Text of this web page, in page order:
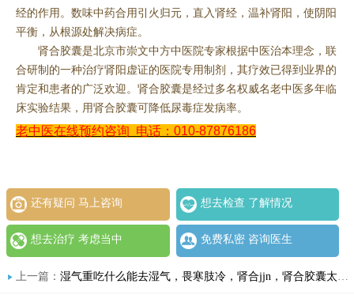
经的作用。数味中药合用引火归元，直入肾经，温补肾阳，使阴阳
平衡，从根源处解决病症。
肾合胶囊是北京市崇文中方中医院专家根据中医治本理念，联
合研制的一种治疗肾阳虚证的医院专用制剂，其疗效已得到业界的
肯定和患者的广泛欢迎。肾合胶囊是经过多名权威名老中医多年临
床实验结果，用肾合胶囊可降低尿毒症发病率。
老中医在线预约咨询 电话：010-87876186
还有疑问 马上咨询 想去检查 了解情况
想去治疗 考虑当中 免费私密 咨询医生
上一篇： 湿气重吃什么能去湿气，畏寒肢冷，肾合jjn，肾合胶囊太神奇了，老中医谈身体“供暖不足”与能量温化